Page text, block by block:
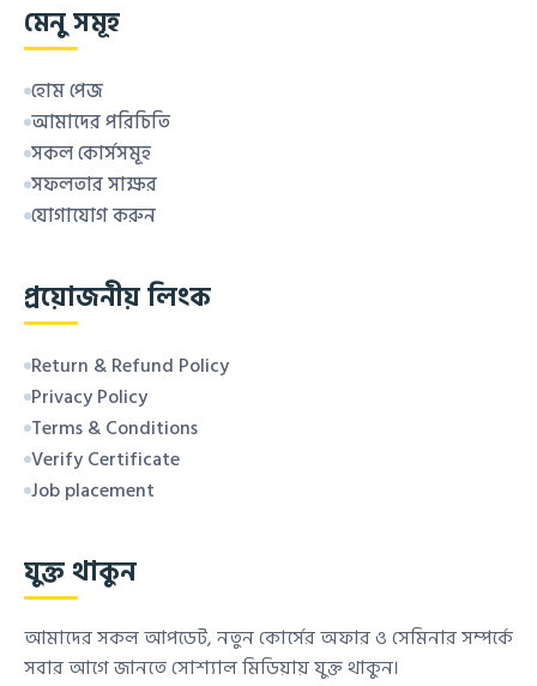
মেনু সমূহ
হোম পেজ
আমাদের পরিচিতি
সকল কোর্সসমূহ
সফলতার সাক্ষর
যোগাযোগ করুন
প্রয়োজনীয় লিংক
Return & Refund Policy
Privacy Policy
Terms & Conditions
Verify Certificate
Job placement
যুক্ত থাকুন
আমাদের সকল আপডেট, নতুন কোর্সের অফার ও সেমিনার সম্পর্কে
সবার আগে জানতে সোশ্যাল মিডিয়ায় যুক্ত থাকুন।